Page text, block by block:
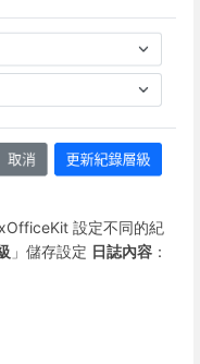
設定不同的紀
」儲存設定 日誌內容 ：